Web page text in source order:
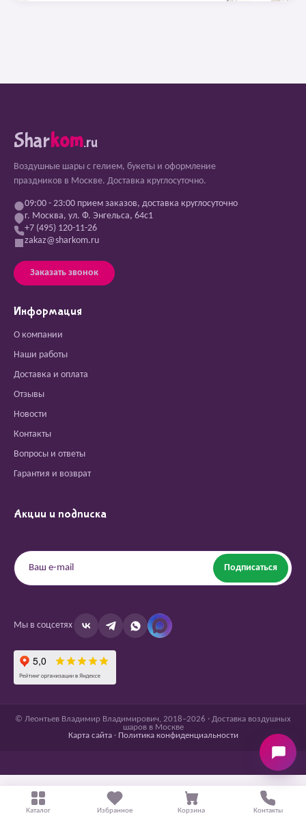
Sharkom.ru
Воздушные шары с гелием, букеты и оформление
праздников в Москве. Доставка круглосуточно.
09:00 - 23:00 прием заказов, доставка круглосуточно
г. Москва, ул. Ф. Энгельса, 64с1
+7 (495) 120-11-26
zakaz@sharkom.ru
Заказать звонок
Информация
О компании
Наши работы
Доставка и оплата
Отзывы
Новости
Контакты
Вопросы и ответы
Гарантия и возврат
Акции и подписка
Подписаться
Мы в соцсетях
© Леонтьев Владимир Владимирович, 2018–2026 · Доставка воздушных
шаров в Москве
Карта сайта· Политика конфиденциальности
Каталог Избранное Корзина Контакты